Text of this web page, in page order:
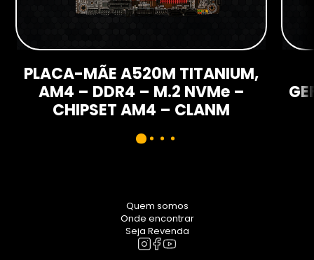
PLACA-MÃE A520M TITANIUM,
AM4 – DDR4 – M.2 NVMe –
CHIPSET AM4 – CLANM
Quem somos
Onde encontrar
Seja Revenda